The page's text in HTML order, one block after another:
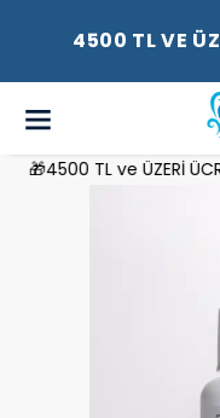
4500 TL VE
🎁4500 TL ve ÜZERİ